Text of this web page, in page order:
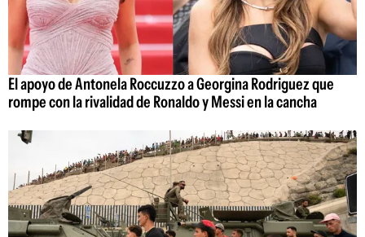
El apoyo de Antonela Roccuzzo a Georgina Rodriguez que
rompe con la rivalidad de Ronaldo y Messi en la cancha